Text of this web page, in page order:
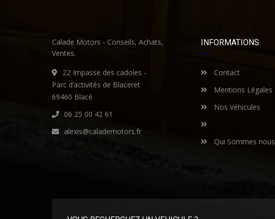
Calade Motors - Conseils, Achats,
Ventes.
22 Impasse des cadoles -
Parc d’activités de Blaceret
69460 Blacé
06 25 00 42 61
alexis@calademotors.fr
INFORMATIONS
Contact
Mentions Légales
Nos Véhicules
Qui Sommes nous